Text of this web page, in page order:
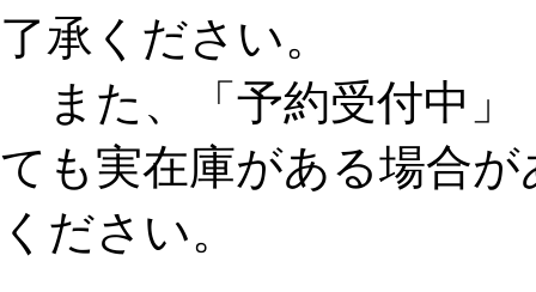
了承ください。
また、「予約受付中」
ても実在庫がある場合
ください。